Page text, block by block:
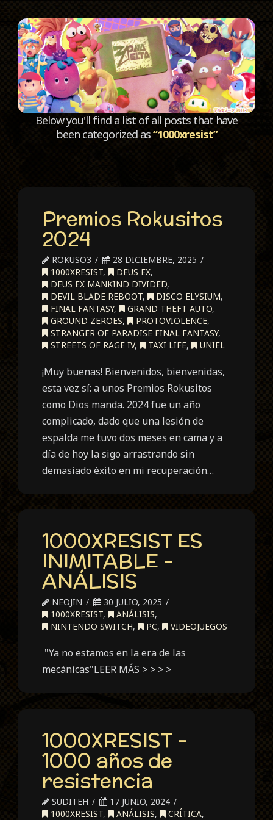
Below you'll find a list of all posts that have
been categorized as“1000xresist”
Premios Rokusitos
2024
ROKUSO3
28 DICIEMBRE, 2025
1000XRESIST, DEUS EX,
DEUS EX MANKIND DIVIDED,
DEVIL BLADE REBOOT, DISCO ELYSIUM,
FINAL FANTASY, GRAND THEFT AUTO,
GROUND ZEROES, PROTOVIOLENCE,
STRANGER OF PARADISE FINAL FANTASY,
STREETS OF RAGE IV, TAXI LIFE, UNIEL
¡Muy buenas! Bienvenidos, bienvenidas,
esta vez sí: a unos Premios Rokusitos
como Dios manda. 2024 fue un año
complicado, dado que una lesión de
espalda me tuvo dos meses en cama y a
día de hoy la sigo arrastrando sin
demasiado éxito en mi recuperación…
1000XRESIST ES
INIMITABLE –
ANÁLISIS
NEOJIN
30 JULIO, 2025
1000XRESIST, ANÁLISIS,
NINTENDO SWITCH, PC, VIDEOJUEGOS
"Ya no estamos en la era de las
mecánicas"LEER MÁS > > > >
1000XRESIST –
1000 años de
resistencia
SUDITEH
17 JUNIO, 2024
1000XRESIST, ANÁLISIS, CRÍTICA,